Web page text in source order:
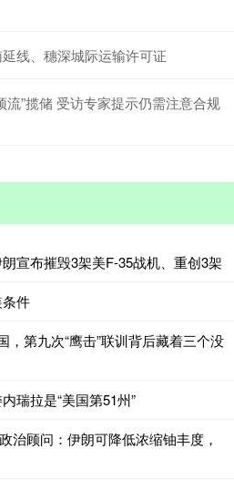
线、穗深城际运输许可证
流”揽储 受访专家提示仍需注意合规
宣布摧毁3架美F-35战机、重创3架
件
，第九次“鹰击”联训背后藏着三个没
瑞拉是“美国第51州”
治顾问：伊朗可降低浓缩铀丰度，